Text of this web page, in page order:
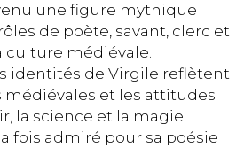
une figure mythique
de poète, savant, clerc et
culture médiévale.
identités de Virgile reflètent
médiévales et les attitudes
la science et la magie.
fois admiré pour sa poésie